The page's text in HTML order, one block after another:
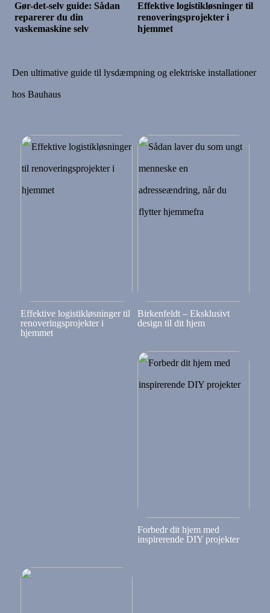
Gør-det-selv guide: Sådan
reparerer du din
vaskemaskine selv
Effektive logistikløsninger til
renoveringsprojekter i
hjemmet
Den ultimative guide til lysdæmpning og elektriske installationer
hos Bauhaus
Effektive logistikløsninger til
renoveringsprojekter i
hjemmet
Birkenfeldt – Eksklusivt
design til dit hjem
Forbedr dit hjem med
inspirerende DIY projekter